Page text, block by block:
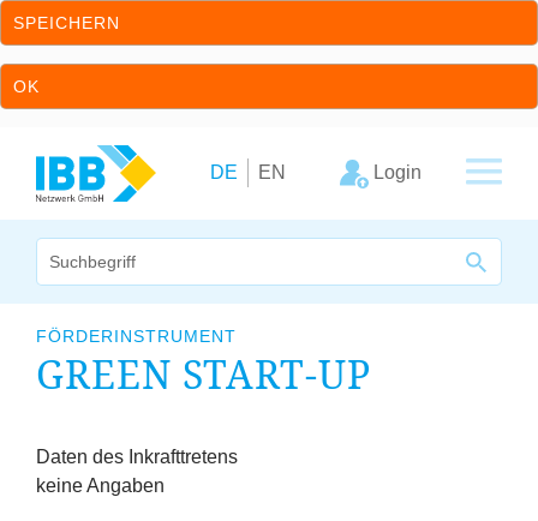
SPEICHERN
OK
DE EN Login
Unternehmen
Leistungsangebot
FÖRDERINSTRUMENT
GREEN START-UP
Fristen
Daten des Inkrafttretens
keine Angaben